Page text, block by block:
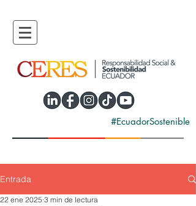
#EcuadorSostenible
Entrada
22 ene 2025 3 min de lectura